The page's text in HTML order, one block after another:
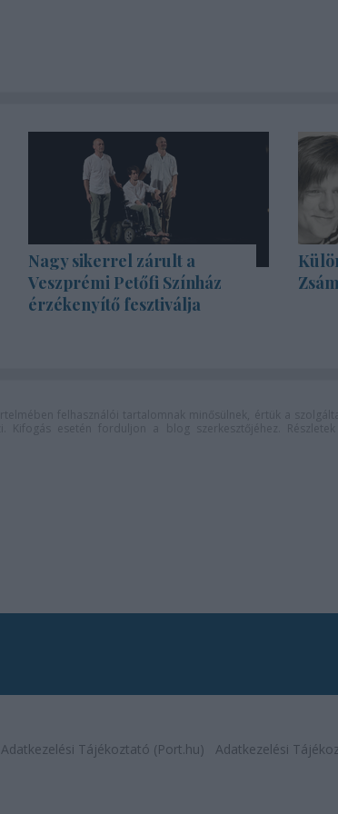
Nagy sikerrel zárult a
Veszprémi Petőfi Színház
érzékenyítő fesztiválja
Adatkezelési Tájékoztató (Port.hu) Adatkezelési